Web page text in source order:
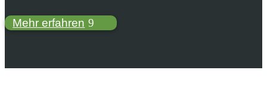
Mehr erfahren